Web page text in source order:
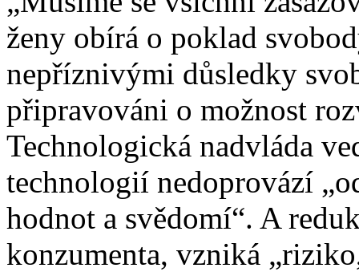
ženy obírá o poklad
nepříznivými důsledky
připravováni o možnost
Technologická nadvláda
technologií nedoprovází
hodnot a svědomí“. A
konzumenta, vzniká